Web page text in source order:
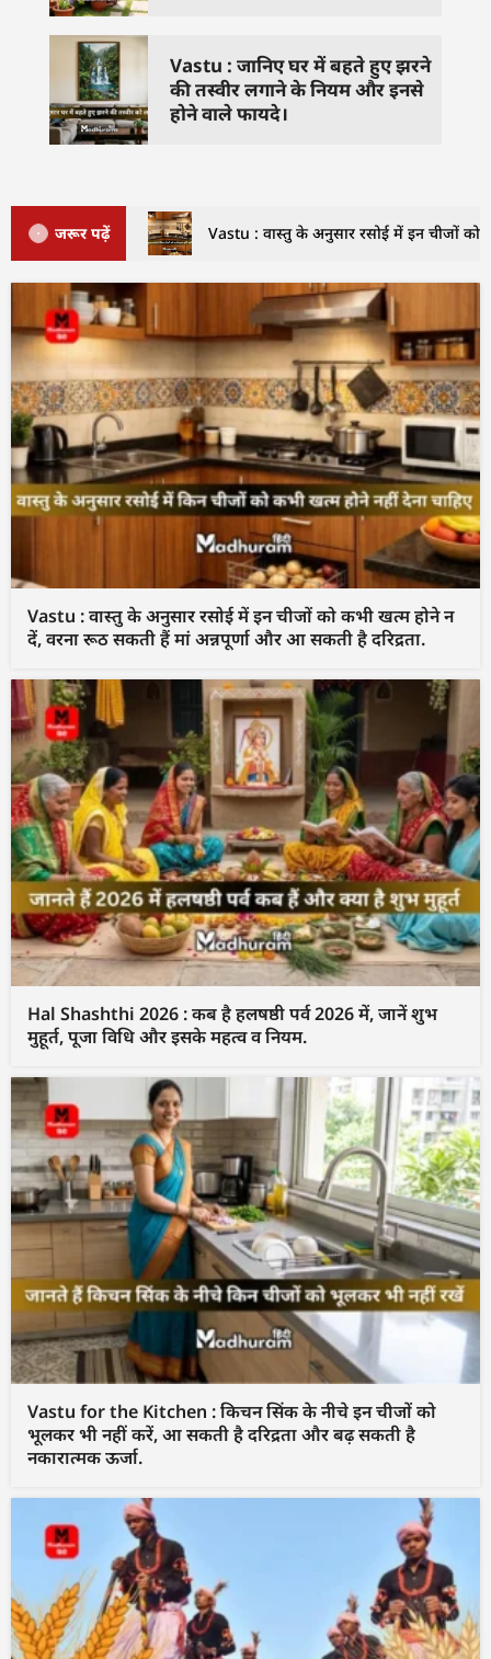
Vastu : जानिए घर में बहते हुए झरने
की तस्वीर लगाने के नियम और इनसे
होने वाले फायदे।
जरूर पढ़ें Vastu : वास्तु के अनुसार रसोई में इन चीजों को
Vastu : वास्तु के अनुसार रसोई में इन चीजों को कभी खत्म होने न
दें, वरना रूठ सकती हैं मां अन्नपूर्णा और आ सकती है दरिद्रता.
Hal Shashthi 2026 : कब है हलषष्ठी पर्व 2026 में, जानें शुभ
मुहूर्त, पूजा विधि और इसके महत्व व नियम.
Vastu for the Kitchen : किचन सिंक के नीचे इन चीजों को
भूलकर भी नहीं करें, आ सकती है दरिद्रता और बढ़ सकती है
नकारात्मक ऊर्जा.